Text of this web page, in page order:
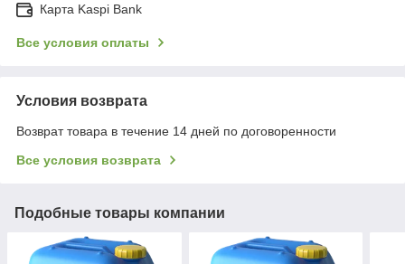
Карта Kaspi Bank
Все условия оплаты
Условия возврата
Возврат товара в течение 14 дней по договоренности
Все условия возврата
Подобные товары компании